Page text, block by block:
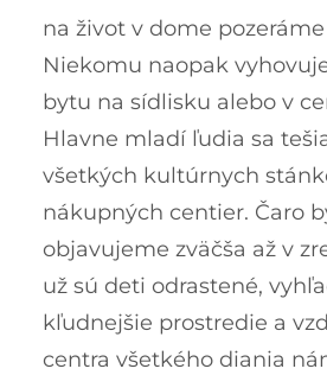
na život v dome
Niekomu naopak
bytu na sídlisku alebo v
Hlavne mladí ľudia sa
všetkých kultúrnych
nákupných centier. Čaro
objavujeme zväčša až v
už sú deti odrastené,
kľudnejšie prostredie a
centra všetkého diania